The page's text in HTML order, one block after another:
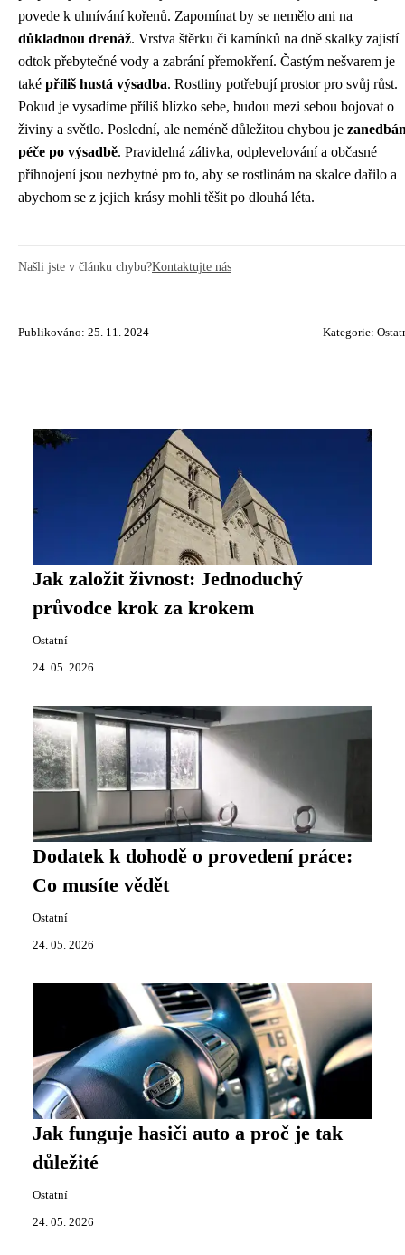
povede k uhnívání kořenů. Zapomínat by se nemělo ani na
důkladnou drenáž. Vrstva štěrku či kamínků na dně skalky zajistí
odtok přebytečné vody a zabrání přemokření. Častým nešvarem je
také příliš hustá výsadba. Rostliny potřebují prostor pro svůj růst.
Pokud je vysadíme příliš blízko sebe, budou mezi sebou bojovat o
živiny a světlo. Poslední, ale neméně důležitou chybou je
péče po výsadbě. Pravidelná zálivka, odplevelování a občasné
přihnojení jsou nezbytné pro to, aby se rostlinám na skalce dařilo a
abychom se z jejich krásy mohli těšit po dlouhá léta.
Našli jste v článku chybu?Kontaktujte nás
Publikováno: 25. 11. 2024 Kategorie:
Jak založit živnost: Jednoduchý
průvodce krok za krokem
Ostatní
24. 05. 2026
Dodatek k dohodě o provedení práce:
Co musíte vědět
Ostatní
24. 05. 2026
Jak funguje hasiči auto a proč je tak
důležité
Ostatní
24. 05. 2026